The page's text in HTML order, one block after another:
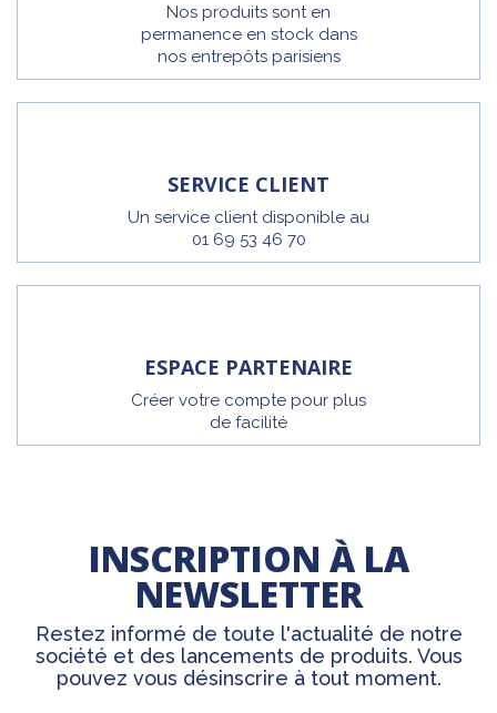
Nos produits sont en
permanence en stock dans
nos entrepôts parisiens
SERVICE CLIENT
Un service client disponible au
01 69 53 46 70
ESPACE PARTENAIRE
Créer votre compte pour plus
de facilité
INSCRIPTION À LA
NEWSLETTER
Restez informé de toute l'actualité de notre
société et des lancements de produits. Vous
pouvez vous désinscrire à tout moment.